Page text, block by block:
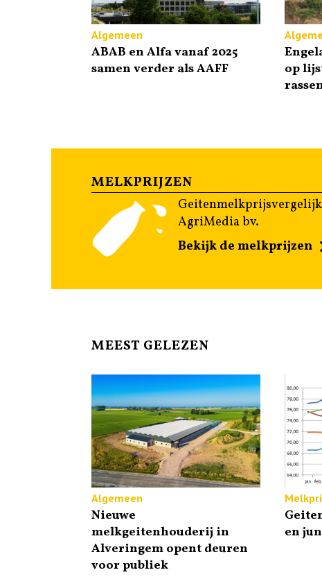
Algemeen
ABAB en Alfa vanaf 2025
samen verder als AAFF
op
MELKPRIJZEN
AgriMedia bv.
Bekijk de melkprijzen
MEEST GELEZEN
Algemeen
Nieuwe
melkgeitenhouderij in
Alveringem opent deuren
voor publiek
en